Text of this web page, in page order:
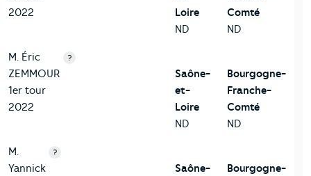
2022
Loire
ND
Comté
ND
M. Éric
ZEMMOUR
1er tour
2022
?
Saône-
et-
Loire
ND
Bourgogne-
Franche-
Comté
ND
M.
Yannick
?
Saône-
Bourgogne-